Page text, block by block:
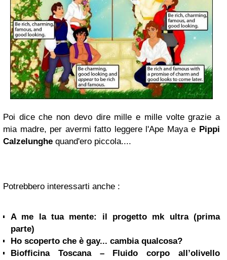
Poi dice che non devo dire mille e mille volte grazie a
mia madre, per avermi fatto leggere l'Ape Maya e Pippi
Calzelunghe quand'ero piccola....
Potrebbero interessarti anche :
A me la tua mente: il progetto mk ultra (prima
parte)
Ho scoperto che è gay... cambia qualcosa?
Biofficina Toscana – Fluido corpo all’olivello